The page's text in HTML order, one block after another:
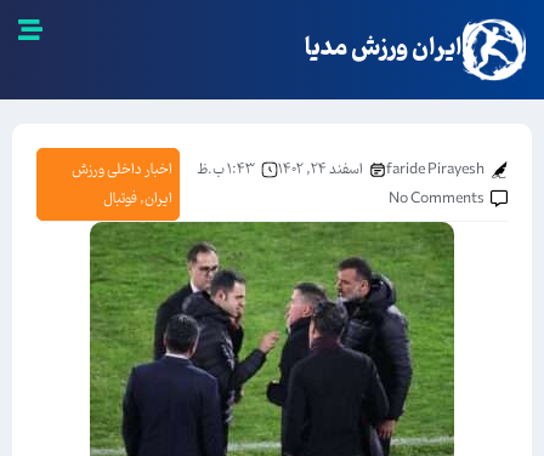
ایران ورزش مدیا
faride Pirayesh اسفند ۲۴, ۱۴۰۲
۱:۴۳ ب.ظ
No Comments
اخبار داخلی ورزش
ایران,فوتبال